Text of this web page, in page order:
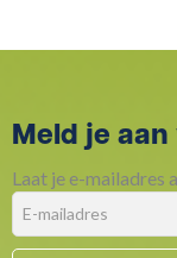
Meld je
Laat je e-mailadres